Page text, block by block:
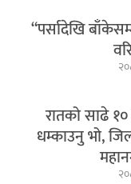
“पर्सादेखि
रातको साढे
धम्काउनु भो,